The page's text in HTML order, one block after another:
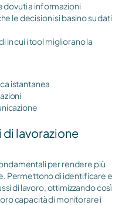
dovuti a informazioni
le decisioni si basino su dati
in cui i tool migliorano la
istantanea
di lavorazione
per rendere più
Permettono di identificare e
di lavoro, ottimizzando così
capacità di monitorare i